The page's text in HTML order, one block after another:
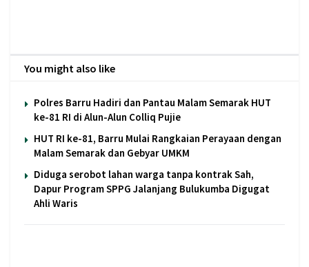
You might also like
Polres Barru Hadiri dan Pantau Malam Semarak HUT
ke-81 RI di Alun-Alun Colliq Pujie
HUT RI ke-81, Barru Mulai Rangkaian Perayaan dengan
Malam Semarak dan Gebyar UMKM
Diduga serobot lahan warga tanpa kontrak Sah,
Dapur Program SPPG Jalanjang Bulukumba Digugat
Ahli Waris